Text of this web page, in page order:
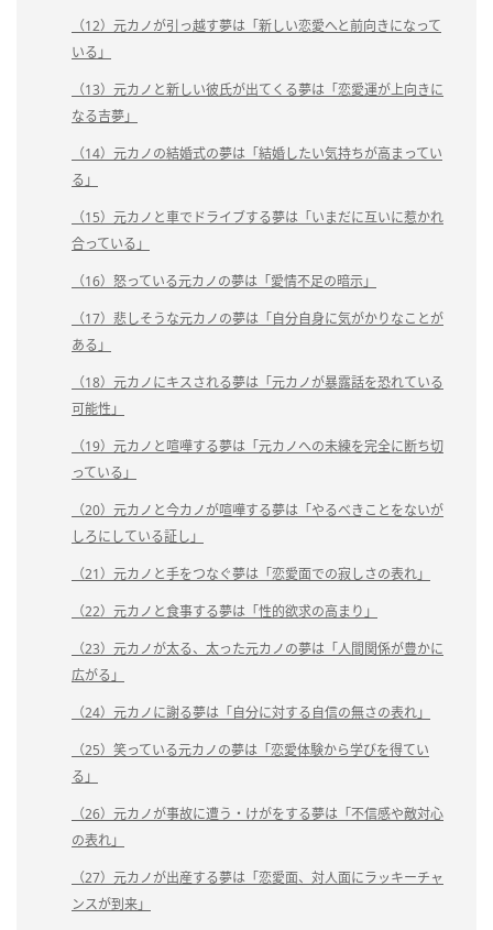
（12）元カノが引っ越す夢は「新しい恋愛へと前向きになって
いる」
（13）元カノと新しい彼氏が出てくる夢は「恋愛運が上向きに
なる吉夢」
（14）元カノの結婚式の夢は「結婚したい気持ちが高まってい
る」
（15）元カノと車でドライブする夢は「いまだに互いに惹かれ
合っている」
（16）怒っている元カノの夢は「愛情不足の暗示」
（17）悲しそうな元カノの夢は「自分自身に気がかりなことが
ある」
（18）元カノにキスされる夢は「元カノが暴露話を恐れている
可能性」
（19）元カノと喧嘩する夢は「元カノへの未練を完全に断ち切
っている」
（20）元カノと今カノが喧嘩する夢は「やるべきことをないが
しろにしている証し」
（21）元カノと手をつなぐ夢は「恋愛面での寂しさの表れ」
（22）元カノと食事する夢は「性的欲求の高まり」
（23）元カノが太る、太った元カノの夢は「人間関係が豊かに
広がる」
（24）元カノに謝る夢は「自分に対する自信の無さの表れ」
（25）笑っている元カノの夢は「恋愛体験から学びを得てい
る」
（26）元カノが事故に遭う・けがをする夢は「不信感や敵対心
の表れ」
（27）元カノが出産する夢は「恋愛面、対人面にラッキーチャ
ンスが到来」